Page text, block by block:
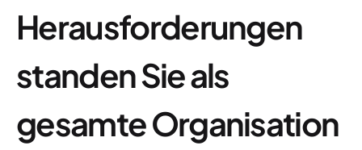
Herausforderungen
standen Sie als
gesamte Organisation